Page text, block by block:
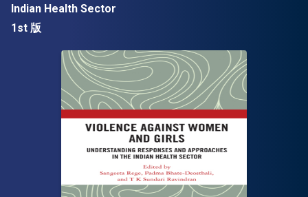
Indian Health Sector
1st 版